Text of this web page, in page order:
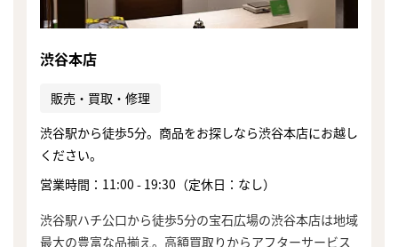
渋谷本店
販売・買取・修理
渋谷駅から徒歩5分。商品をお探しなら渋谷本店にお越し
ください。
営業時間：11:00 - 19:30（定休日：なし）
渋谷駅ハチ公口から徒歩5分の宝石広場の渋谷本店は地域
最大の豊富な品揃え。高額買取りからアフターサービス